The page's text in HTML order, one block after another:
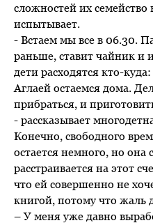
сложностей их семейство
испытывает.
- Встаем мы все в 06.30.
раньше, ставит чайник и
дети расходятся кто-
Аглаей остаемся дома.
прибраться, и
- рассказывает
Конечно, свободного
остается немного, но она
расстраивается на этот
что ей совершенно не
книгой, потому что жаль
– У меня уже давно